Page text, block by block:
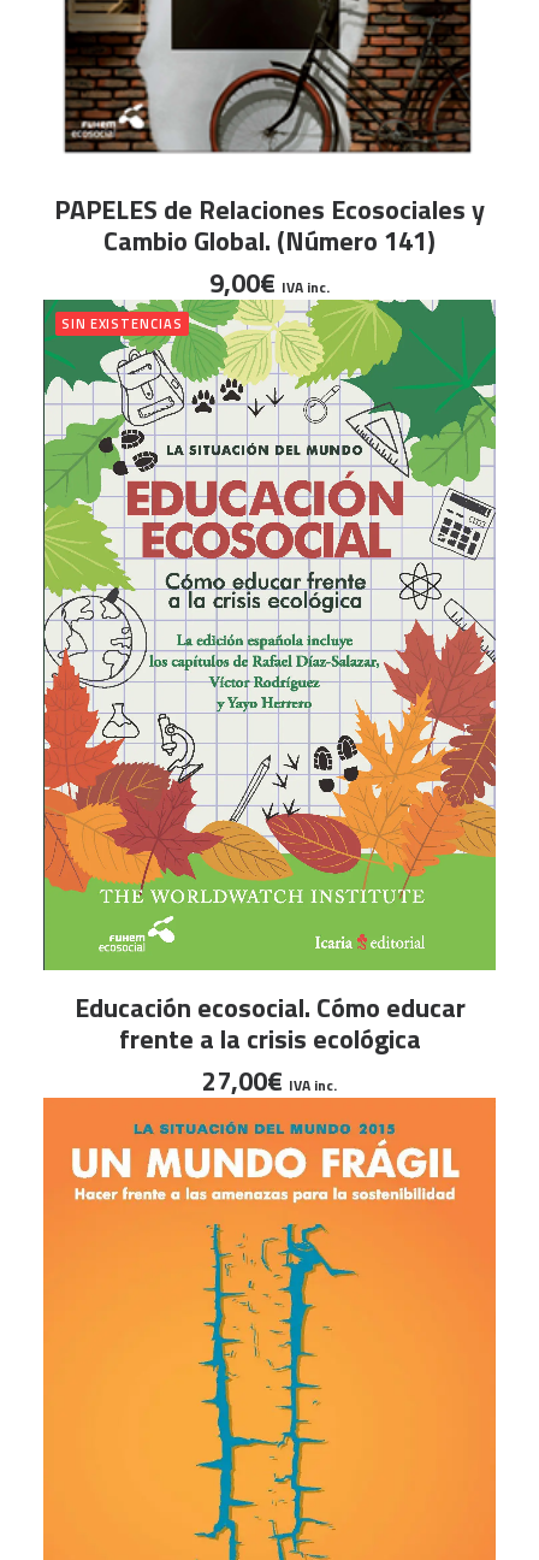
AÑADIR AL CARRITO
PAPELES de Relaciones Ecosociales y
Cambio Global. (Número 141)
9,00€ IVA inc.
SIN EXISTENCIAS
LEER MÁS
Educación ecosocial. Cómo educar
frente a la crisis ecológica
27,00€ IVA inc.